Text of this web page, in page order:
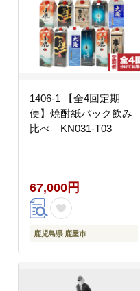
1406-1 【全4回定期
便】焼酎紙パック飲み
比べ KN031-T03
67,000円
鹿児島県 鹿屋市